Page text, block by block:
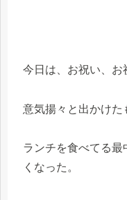
今日は、お祝い、お
意気揚々と出かけた
ランチを食べてる
くなった。